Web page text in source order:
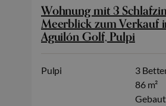
Wohnung mit 3
Meerblick zum Verkauf
Aguilón Golf, Pulpi
Pulpi 3
86 m²
Gebaut